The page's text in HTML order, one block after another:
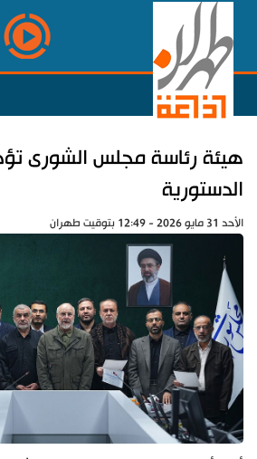
هيئة رئاسة مجلس الشورى
الدستورية
الأحد 31 مايو 2026 - 12:49 بتوقيت طهران